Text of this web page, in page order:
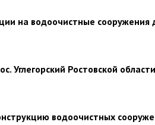
на водоочистные
Углегорский Ростовской
водоочистных